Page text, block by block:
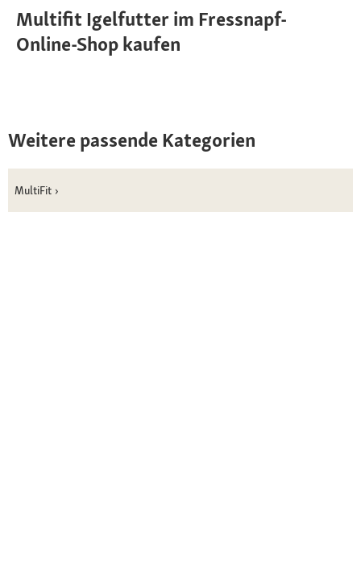
Multifit Igelfutter im Fressnapf-
Online-Shop kaufen
Weitere passende Kategorien
MultiFit